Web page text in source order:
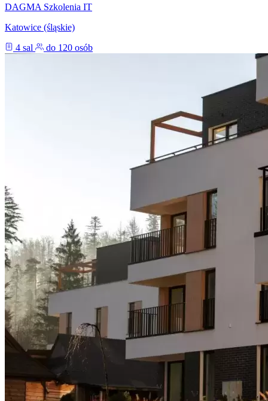
DAGMA Szkolenia IT
Katowice (śląskie)
4 sal
do 120 osób